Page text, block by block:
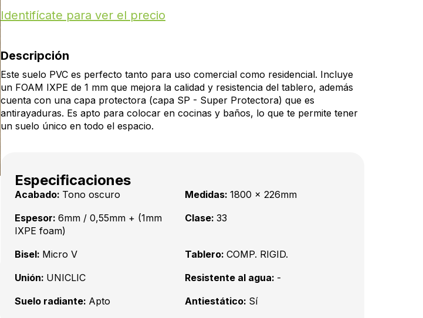
Identifícate para ver el precio
Descripción
Este suelo PVC es perfecto tanto para uso comercial como residencial. Incluye
un FOAM IXPE de 1 mm que mejora la calidad y resistencia del tablero, además
cuenta con una capa protectora (capa SP - Super Protectora) que es
antirayaduras. Es apto para colocar en cocinas y baños, lo que te permite tener
un suelo único en todo el espacio.
Especificaciones
Acabado: Tono oscuro Medidas: 1800 x 226mm
Espesor: 6mm / 0,55mm + (1mm
IXPE foam)
Clase: 33
Bisel: Micro V Tablero: COMP. RIGID.
Unión: UNICLIC Resistente al agua: -
Suelo radiante: Apto Antiestático: Sí